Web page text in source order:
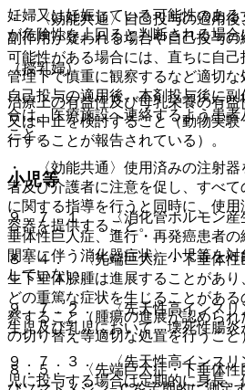
妊婦又は妊娠している可能性のあ
が危険性を上回ると判断される場
（授乳婦）
治療上の有益性及び母乳栄養の有
又は中止を検討すること（動物実
行することが報告されている）。
小児等
９．７．１． 〈消化管ホルモン産
垂体性巨人症、進行・再発癌患者
閉塞に伴う消化器症状〉小児等を
していない。
９．７．２． 〈先天性高インスリ
生児及び乳児において、壊死性腸
９．７．３． 〈先天性高インスリ
児に投与する場合は定期的に身長
・ 〈効能共通〉自己投与の適用後
副作用が疑われる場合や自己投与
可能性がある場合には、直ちに自
管理下で慎重に観察するなど適切な
自己投与の適用後、本剤投与後に
合は、医療施設へ連絡するよう患
こと。
・ 〈効能共通〉使用済みの注射器
者及び介護者に注意を促し、すべ
に関する指導を行うと同時に、使
容器を提供すること。
８．４． 〈先端巨大症・下垂体性
生下垂体腺腫は進展することがあ
どの重篤な症状を生じることがあ
察すること（腫瘍の進展が認めら
の切り替え等適切な処置を行うこと
８．５． 〈先端巨大症・下垂体性